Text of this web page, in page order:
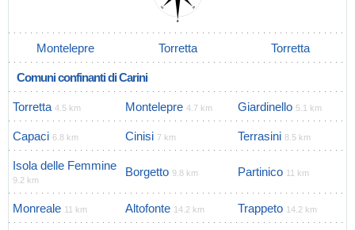
Montelepre Torretta Torretta
Comuni confinanti di Carini
Torretta 4.5 km Montelepre 4.7 km Giardinello 5.1 km
Capaci 6.8 km Cinisi 7 km Terrasini 8.5 km
Isola delle Femmine
9.2 km
Borgetto 9.8 km Partinico 11 km
Monreale 11 km Altofonte 14.2 km Trappeto 14.2 km